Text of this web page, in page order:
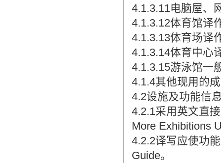
4.1.3.11电脑屋、
4.1.3.12体育馆译
4.1.3.13体育场译
4.1.3.14体育中心
4.1.3.15游泳馆一
4.1.4其他现用的
4.2设施及功能信
4.2.1采用英文直
More Exhibitions
4.2.2译写应使功
Guide。